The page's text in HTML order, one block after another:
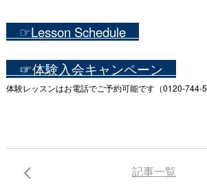
☞Lesson Schedule
☞体験入会キャンペーン
体験レッスンはお電話でご予約可能です（0120-744-
記事一覧